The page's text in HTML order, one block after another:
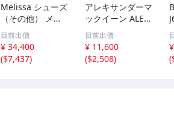
Melissa シューズ
（その他） メン
ズ メリッサ 中
古 古着
目前出價
¥ 34,400
($7,437)
アレキサンダーマ
ックイーン ALEX
ANDER McQUEE
N 682490 サンダ
ル
目前出價
¥ 11,600
($2,508)
(